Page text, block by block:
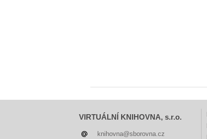
VIRTUÁLNÍ KNIHOVNA, s.r.o.
knihovna@sborovna.cz